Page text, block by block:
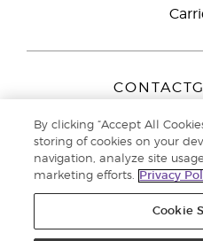
9727 AJ
Klantenservice:
By clicking “Accept All
storing of cookies on your
navigation, analyze site
marketing efforts.
Privacy
Cookie